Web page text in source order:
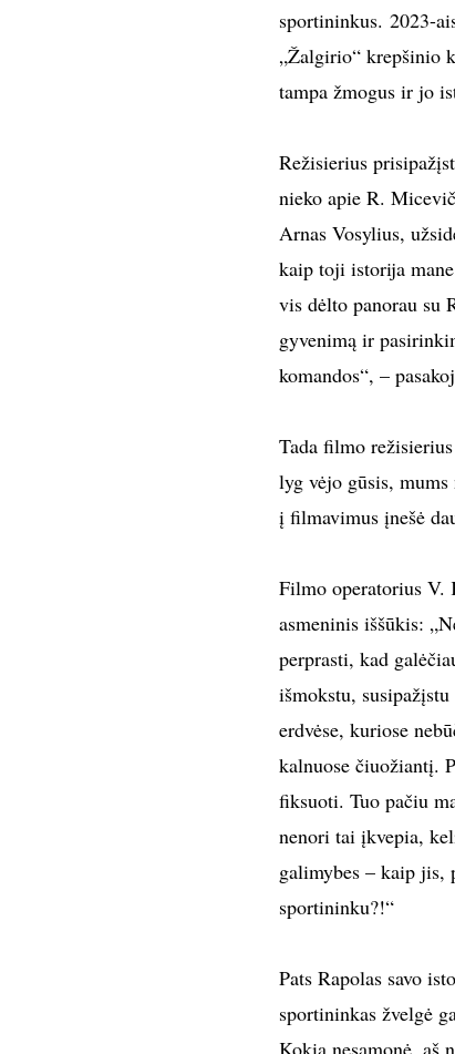
sportininkus. 2023-
„Žalgirio“ krepšinio
tampa žmogus ir jo
Režisierius
nieko apie R.
Arnas Vosylius,
kaip toji istorija
vis dėlto panorau su
gyvenimą ir
komandos“, –
Tada filmo
lyg vėjo gūsis,
į filmavimus įnešė
Filmo operatorius V.
asmeninis iššūkis:
perprasti, kad
išmokstu,
erdvėse, kuriose
kalnuose čiuožiantį.
fiksuoti. Tuo pačiu
nenori tai įkvepia,
galimybes – kaip jis,
sportininku?!“
Pats Rapolas savo
sportininkas žvelgė